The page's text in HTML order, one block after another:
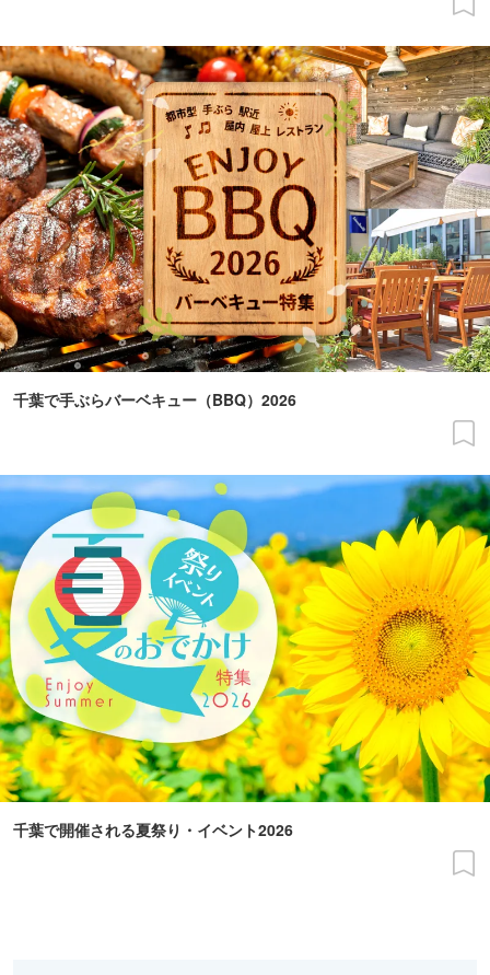
千葉で手ぶらバーベキュー（BBQ）2026
千葉で開催される夏祭り・イベント2026